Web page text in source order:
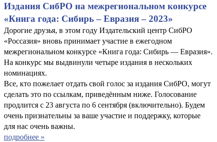
Издания СибРО на межрегиональном конкурсе
«Книга года: Сибирь – Евразия – 2023»
Дорогие друзья, в этом году Издательский центр СибРО
«Россазия» вновь принимает участие в ежегодном
межрегиональном конкурсе «Книга года: Сибирь — Евразия».
На конкурс мы выдвинули четыре издания в нескольких
номинациях.
Все, кто пожелает отдать свой голос за издания СибРО, могут
сделать это по ссылкам, приведённым ниже. Голосование
продлится с 23 августа по 6 сентября (включительно). Будем
очень признательны за ваше участие и поддержку, которые
для нас очень важны.
подробнее »